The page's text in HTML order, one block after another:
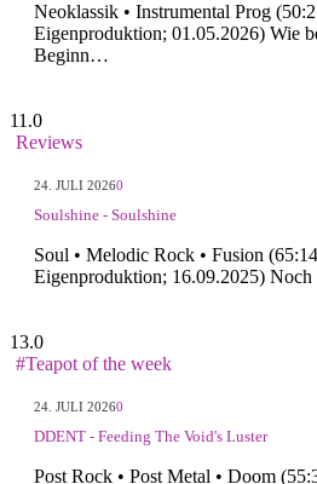
Neoklassik • Instrumental Prog
Eigenproduktion; 01.05.2026) Wie
Beginn…
11.0
Reviews
24. JULI 20260
Soulshine - Soulshine
Soul • Melodic Rock • Fusion
Eigenproduktion; 16.09.2025)
13.0
#Teapot of the week
24. JULI 20260
DDENT - Feeding The Void's Luster
Post Rock • Post Metal • Doom